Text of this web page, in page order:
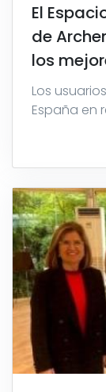
El
de
los
Los
España en